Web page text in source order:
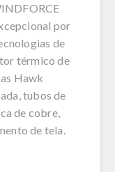
por
de
térmico de
Hawk
tubos de
de cobre,
de tela.